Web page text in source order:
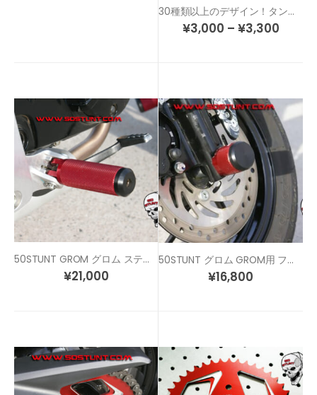
30種類以上のデザイン！タンクのドレスアップ＆傷防止！カスタム タンクパッド
¥3,000 – ¥3,300
50STUNT GROM グロム ステップペグ セット
¥21,000
50STUNT グロム GROM用 フロント アクスルスライダー
¥16,800